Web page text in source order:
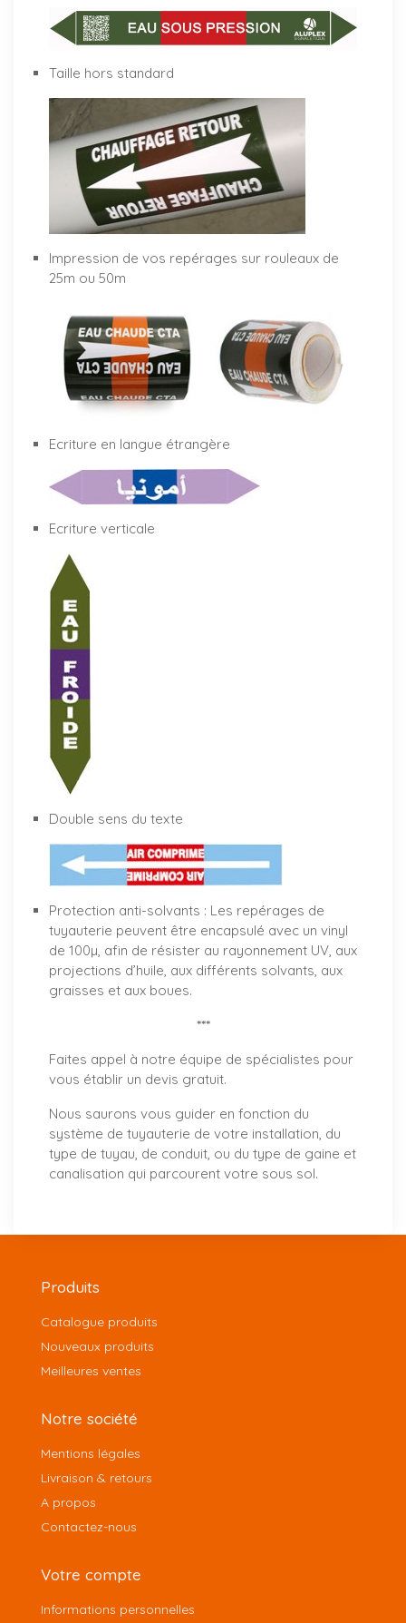
Taille hors standard
Impression de vos repérages sur rouleaux de
25m ou 50m
Ecriture en langue étrangère
Ecriture verticale
Double sens du texte
Protection anti-solvants : Les repérages de
tuyauterie peuvent être encapsulé avec un vinyl
de 100µ, afin de résister au rayonnement UV, aux
projections d’huile, aux différents solvants, aux
graisses et aux boues.
***
Faites appel à notre équipe de spécialistes pour
vous établir un devis gratuit.
Nous saurons vous guider en fonction du
système de tuyauterie de votre installation, du
type de tuyau, de conduit, ou du type de gaine et
canalisation qui parcourent votre sous sol.
Produits
Catalogue produits
Nouveaux produits
Meilleures ventes
Notre société
Mentions légales
Livraison & retours
A propos
Contactez-nous
Votre compte
Informations personnelles